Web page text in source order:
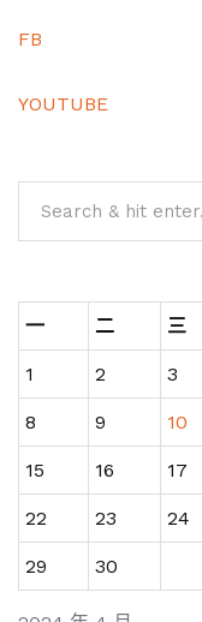
FB
YOUTUBE
一 二 三
1 2 3
8 9 10
15 16 17
22 23 24
29 30